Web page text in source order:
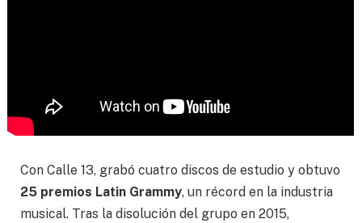
Con Calle 13, grabó cuatro discos de estudio y obtuvo
25 premios Latin Grammy, un récord en la industria
musical. Tras la disolución del grupo en 2015,